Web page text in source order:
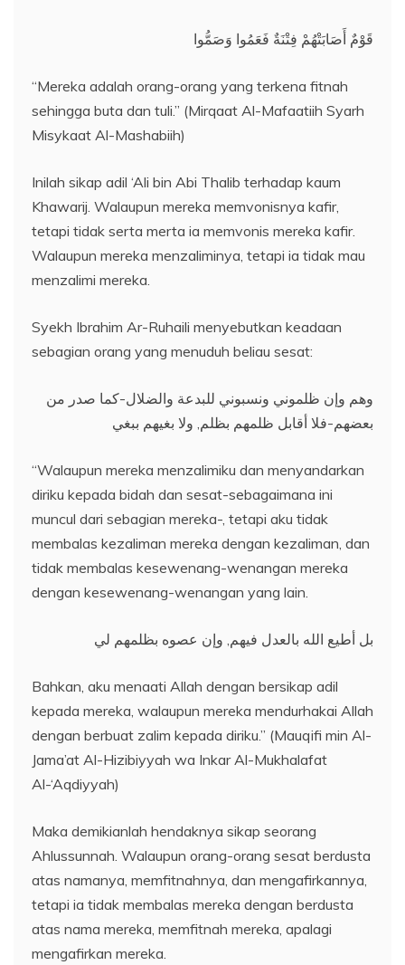
قَوْمٌ أَصَابَتْهُمْ فِتْنَةٌ فَعَمُوا وَصَمُّوا
“Mereka adalah orang-orang yang terkena fitnah
sehingga buta dan tuli.” (Mirqaat Al-Mafaatiih Syarh
Misykaat Al-Mashabiih)
Inilah sikap adil ‘Ali bin Abi Thalib terhadap kaum
Khawarij. Walaupun mereka memvonisnya kafir,
tetapi tidak serta merta ia memvonis mereka kafir.
Walaupun mereka menzaliminya, tetapi ia tidak mau
menzalimi mereka.
Syekh Ibrahim Ar-Ruhaili menyebutkan keadaan
sebagian orang yang menuduh beliau sesat:
وهم وإن ظلموني ونسبوني للبدعة والضلال-كما صدر من
بعضهم-فلا أقابل ظلمهم بظلم, ولا بغيهم ببغي
“Walaupun mereka menzalimiku dan menyandarkan
diriku kepada bidah dan sesat-sebagaimana ini
muncul dari sebagian mereka-, tetapi aku tidak
membalas kezaliman mereka dengan kezaliman, dan
tidak membalas kesewenang-wenangan mereka
dengan kesewenang-wenangan yang lain.
بل أطيع الله بالعدل فيهم, وإن عصوه بظلمهم لي
Bahkan, aku menaati Allah dengan bersikap adil
kepada mereka, walaupun mereka mendurhakai Allah
dengan berbuat zalim kepada diriku.” (Mauqifi min Al-
Jama’at Al-Hizibiyyah wa Inkar Al-Mukhalafat
Al-‘Aqdiyyah)
Maka demikianlah hendaknya sikap seorang
Ahlussunnah. Walaupun orang-orang sesat berdusta
atas namanya, memfitnahnya, dan mengafirkannya,
tetapi ia tidak membalas mereka dengan berdusta
atas nama mereka, memfitnah mereka, apalagi
mengafirkan mereka.